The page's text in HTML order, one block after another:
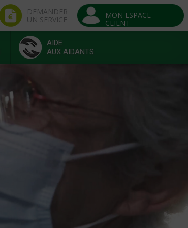
DEMANDER
UN SERVICE
MON ESPACE
CLIENT
AIDE
AUX AIDANTS